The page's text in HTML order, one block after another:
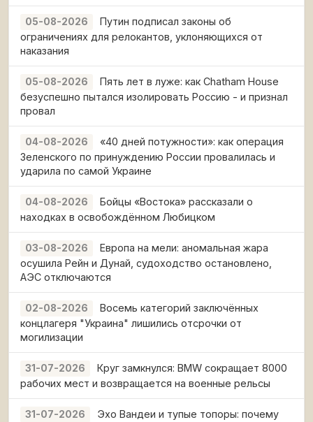
05-08-2026
Путин подписал законы об
ограничениях для релокантов, уклоняющихся от
наказания
05-08-2026
Пять лет в луже: как Chatham House
безуспешно пытался изолировать Россию - и признал
провал
04-08-2026
«40 дней потужности»: как операция
Зеленского по принуждению России провалилась и
ударила по самой Украине
04-08-2026
Бойцы «Востока» рассказали о
находках в освобождённом Любицком
03-08-2026
Европа на мели: аномальная жара
осушила Рейн и Дунай, судоходство остановлено,
АЭС отключаются
02-08-2026
Восемь категорий заключённых
концлагеря "Украина" лишились отсрочки от
могилизации
31-07-2026
Круг замкнулся: BMW сокращает 8000
рабочих мест и возвращается на военные рельсы
31-07-2026
Эхо Вандеи и тупые топоры: почему